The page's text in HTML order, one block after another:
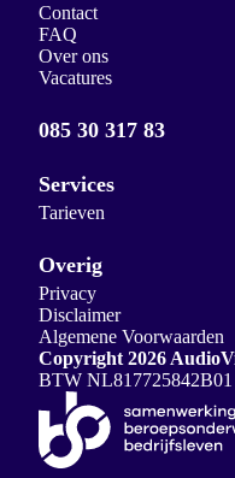
Contact
FAQ
Over ons
Vacatures
085 30 317 83
Services
Tarieven
Overig
Privacy
Disclaimer
Algemene Voorwaarden
Copyright 2026
BTW NL817725842B01